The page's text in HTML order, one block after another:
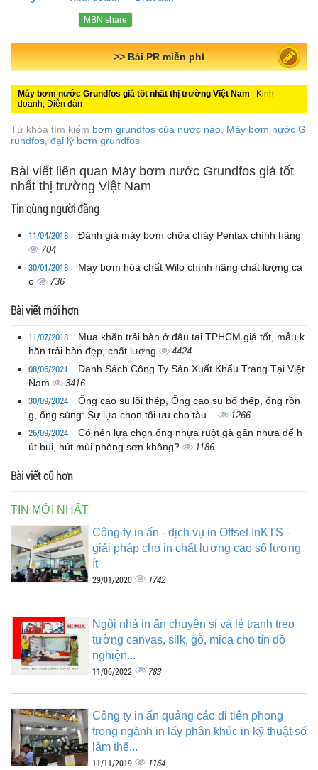
MBN share
>> Bài PR miễn phí
Máy bơm nước Grundfos giá tốt nhất thị trường Việt Nam | Kinh
doanh, Diễn đàn
Từ khóa tìm kiếm bơm grundfos của nước nào Máy bơm nước G
rundfos đại lý bơm grundfos
Bài viết liên quan Máy bơm nước Grundfos giá tốt
nhất thị trường Việt Nam
Tin cùng người đăng
11/04/2018 Đánh giá máy bơm chữa cháy Pentax chính hãng
704
30/01/2018
Máy bơm hóa chất Wilo chính hãng chất lượng ca
o
736
Bài viết mới hơn
11/07/2018
Mua khăn trải bàn ở đâu tại TPHCM giá tốt, mẫu k
hăn trải bàn đẹp, chất lượng
4424
08/06/2021
Danh Sách Công Ty Sản Xuất Khẩu Trang Tại Việt
Nam
3416
30/09/2024
Ống cao su lõi thép, Ống cao su bố thép, ống rồn
g, ống sùng: Sự lựa chọn tối ưu cho tàu...
1266
26/09/2024
Có nên lựa chọn ống nhựa ruột gà gân nhựa để h
út bụi, hút mùi phòng sơn không?
1186
Bài viết cũ hơn
TIN MỚI NHẤT
Công ty in ấn - dịch vụ in Offset InKTS -
giải pháp cho in chất lượng cao số lượng
ít
29/01/2020 1742
Ngôi nhà in ấn chuyên sỉ và lẻ tranh treo
tường canvas, silk, gỗ, mica cho tín đồ
nghiện...
11/06/2022 783
Công ty in ấn quảng cáo đi tiên phong
trong ngành in lấy phân khúc in kỹ thuật số
làm thế...
11/11/2019 1164